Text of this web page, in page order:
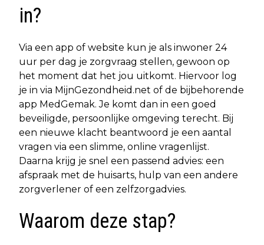
in?
Via een app of website kun je als inwoner 24
uur per dag je zorgvraag stellen, gewoon op
het moment dat het jou uitkomt. Hiervoor log
je in via MijnGezondheid.net of de bijbehorende
app MedGemak. Je komt dan in een goed
beveiligde, persoonlijke omgeving terecht. Bij
een nieuwe klacht beantwoord je een aantal
vragen via een slimme, online vragenlijst.
Daarna krijg je snel een passend advies: een
afspraak met de huisarts, hulp van een andere
zorgverlener of een zelfzorgadvies.
Waarom deze stap?